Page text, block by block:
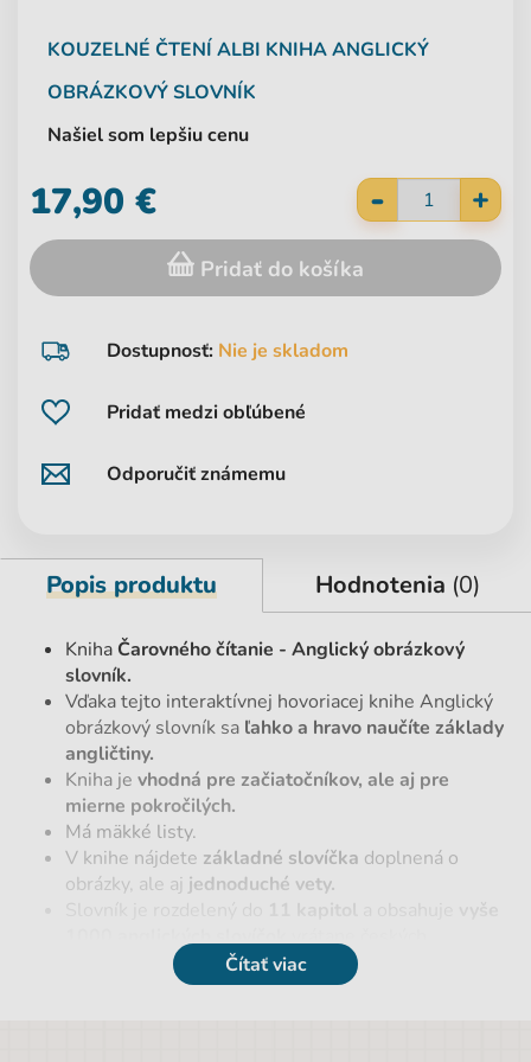
KOUZELNÉ ČTENÍ ALBI KNIHA ANGLICKÝ
OBRÁZKOVÝ SLOVNÍK
Našiel som lepšiu cenu
Pridať medzi obľúbené
Odporučiť známemu
Dostupnosť: Nie je skladom
- +
17,90 €
Pridať do košíka
Popis produktu Hodnotenia (0)
Kniha Čarovného čítanie - Anglický obrázkový
slovník.
Vďaka tejto interaktívnej hovoriacej knihe Anglický
obrázkový slovník sa ľahko a hravo naučíte základy
angličtiny.
Kniha je vhodná pre začiatočníkov, ale aj pre
mierne pokročilých.
Má mäkké listy.
V knihe nájdete základné slovíčka doplnená o
obrázky, ale aj jednoduché vety.
Kniha je výborným pomocníkom pre samoštúdium,
Čítať viac